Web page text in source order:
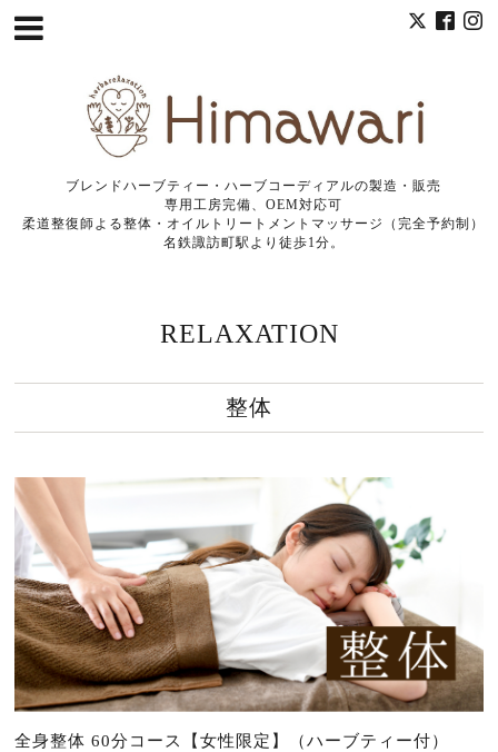
ブレンドハーブティー・ハーブコーディアルの製造・販売
専用工房完備、OEM対応可
柔道整復師よる整体・オイルトリートメントマッサージ（完全予約制）
名鉄諏訪町駅より徒歩1分。
RELAXATION
整体
全身整体 60分コース【女性限定】（ハーブティー付）